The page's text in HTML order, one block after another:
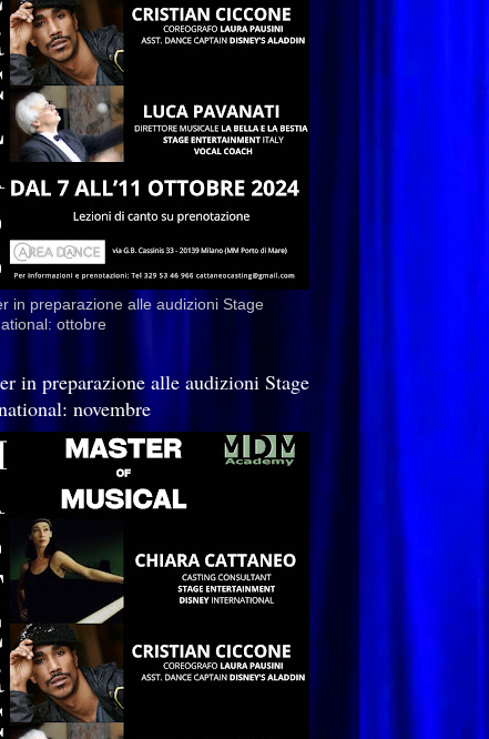
in preparazione alle audizioni Stage
ottobre
in preparazione alle audizioni Stage
novembre